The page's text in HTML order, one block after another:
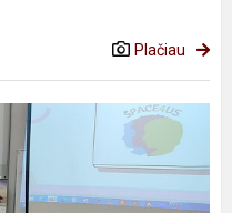
Plačiau